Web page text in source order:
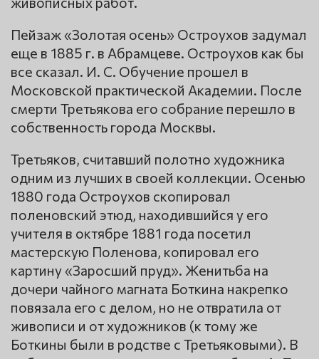
Пейзаж «Золотая осень» Остроухов задумал
еще в 1885 г. в Абрамцеве. Остроухов как бы
все сказал. И. С. Обучение прошел в
Московской практической Академии. После
смерти Третьякова его собрание перешло в
собственность города Москвы.
Третьяков, считавший полотно художника
одним из лучших в своей коллекции. Осенью
1880 года Остроухов скопировал
поленовский этюд, находившийся у его
учителя в октябре 1881 года посетил
мастерскую Поленова, копировал его
картину «Заросший пруд». Женитьба на
дочери чайного магната Боткина накрепко
повязала его с делом, но не отвратила от
живописи и от художников (к тому же
Боткины были в родстве с Третьяковыми). В